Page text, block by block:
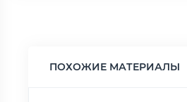
ПОХОЖИЕ МАТЕРИАЛЫ